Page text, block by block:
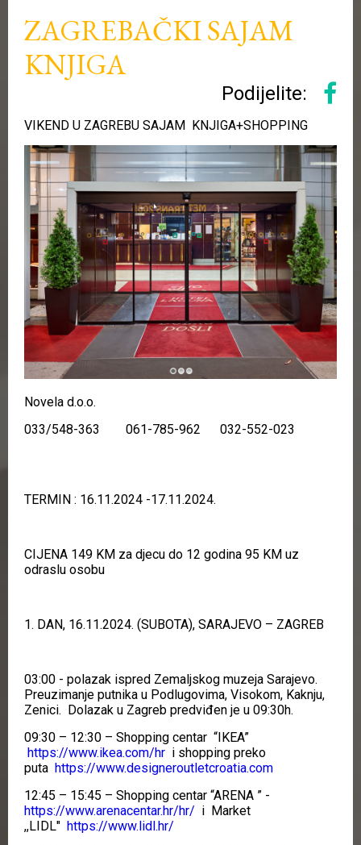
ZAGREBAČKI SAJAM
KNJIGA
Podijelite:
VIKEND U ZAGREBU SAJAM KNJIGA+SHOPPING
Novela d.o.o.
033/548-363 061-785-962 032-552-023
TERMIN : 16.11.2024 -17.11.2024.
CIJENA 149 KM za djecu do 12 godina 95 KM uz
odraslu osobu
1. DAN, 16.11.2024. (SUBOTA), SARAJEVO – ZAGREB
03:00 - polazak ispred Zemaljskog muzeja Sarajevo.
Preuzimanje putnika u Podlugovima, Visokom, Kaknju,
Zenici. Dolazak u Zagreb predviđen je u 09:30h.
09:30 – 12:30 – Shopping centar “IKEA”
https://www.ikea.com/hr i shopping preko
puta https://www.designeroutletcroatia.com
12:45 – 15:45 – Shopping centar “ARENA ” -
https://www.arenacentar.hr/hr/ i Market
,,LIDL" https://www.lidl.hr/